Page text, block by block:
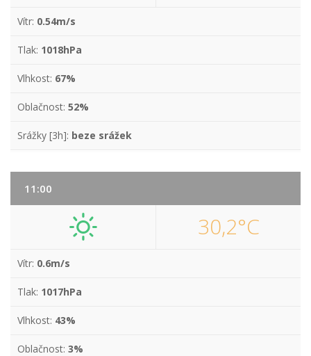
Vítr: 0.54m/s
Tlak: 1018hPa
Vlhkost: 67%
Oblačnost: 52%
Srážky [3h]: beze srážek
11:00
30,2°C
Vítr: 0.6m/s
Tlak: 1017hPa
Vlhkost: 43%
Oblačnost: 3%